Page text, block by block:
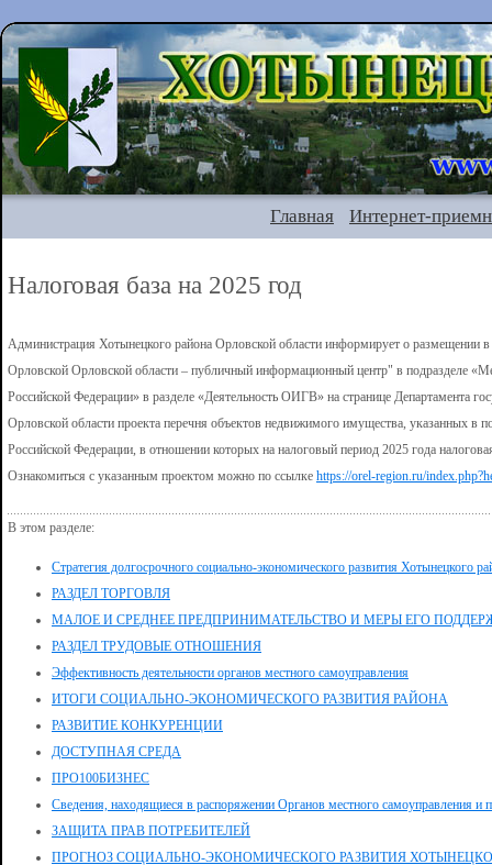
Главная Интернет-
Налоговая база на 2025 год
Администрация Хотынецкого района Орловской области информирует о размещении
Орловской Орловской области – публичный информационный центр" в подразделе
Российской Федерации» в разделе «Деятельность ОИГВ» на странице Департамента
Орловской области проекта перечня объектов недвижимого имущества, указанных в
Российской Федерации, в отношении которых на налоговый период 2025 года
Ознакомиться с указанным проектом можно по ссылке https://orel-region.ru/
В этом разделе:
Стратегия долгосрочного социально-экономического развития Хотынецкого
РАЗДЕЛ ТОРГОВЛЯ
МАЛОЕ И СРЕДНЕЕ ПРЕДПРИНИМАТЕЛЬСТВО И МЕРЫ ЕГО
РАЗДЕЛ ТРУДОВЫЕ ОТНОШЕНИЯ
Эффективность деятельности органов местного самоуправления
ИТОГИ СОЦИАЛЬНО-ЭКОНОМИЧЕСКОГО РАЗВИТИЯ РАЙОНА
РАЗВИТИЕ КОНКУРЕНЦИИ
ДОСТУПНАЯ СРЕДА
ПРО100БИЗНЕС
Сведения, находящиеся в распоряжении Органов местного самоуправления и
ЗАЩИТА ПРАВ ПОТРЕБИТЕЛЕЙ
ПРОГНОЗ СОЦИАЛЬНО-ЭКОНОМИЧЕСКОГО РАЗВИТИЯ